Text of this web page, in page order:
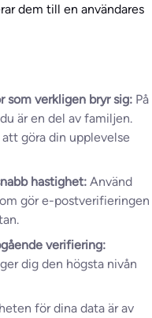
dem till en användares
som verkligen bryr sig: På
är en del av familjen.
göra din upplevelse
hastighet: Använd
gör e-postverifieringen
verifiering:
dig den högsta nivån
för dina data är av